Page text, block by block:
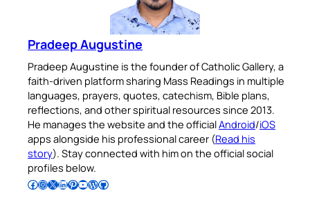
Pradeep Augustine
Pradeep Augustine is the founder of Catholic Gallery, a
faith-driven platform sharing Mass Readings in multiple
languages, prayers, quotes, catechism, Bible plans,
reflections, and other spiritual resources since 2013.
He manages the website and the officialAndroid/iOS
apps alongside his professional career (Read his
story). Stay connected with him on the official social
profiles below.
Follow Pradeep on Facebook Follow Pradeep on InstagramFollow Pradeep on X Follow Pradeep on LinkedIn Follow Pradeep on Pinterest Subscribe to Pradeep’s Youtube Channel Follow Pradeep on WordPress Follow Pradeep on GitHub